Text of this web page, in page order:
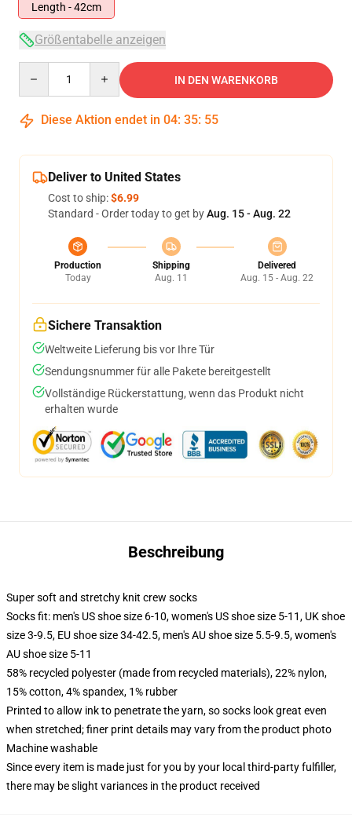
Length - 42cm
Größentabelle anzeigen
IN DEN WARENKORB
Diese Aktion endet in 04: 35: 54
Deliver to United States
Cost to ship:$6.99
Standard - Order today to get byAug. 15 - Aug. 22
Production
Today
Shipping
Aug. 11
Delivered
Aug. 15 - Aug. 22
Sichere Transaktion
Weltweite Lieferung bis vor Ihre Tür
Sendungsnummer für alle Pakete bereitgestellt
Vollständige Rückerstattung, wenn das Produkt nicht
erhalten wurde
Beschreibung
Super soft and stretchy knit crew socks
Socks fit: men's US shoe size 6-10, women's US shoe size 5-11, UK shoe
size 3-9.5, EU shoe size 34-42.5, men's AU shoe size 5.5-9.5, women's
AU shoe size 5-11
58% recycled polyester (made from recycled materials), 22% nylon,
15% cotton, 4% spandex, 1% rubber
Printed to allow ink to penetrate the yarn, so socks look great even
when stretched; finer print details may vary from the product photo
Machine washable
Since every item is made just for you by your local third-party fulfiller,
there may be slight variances in the product received